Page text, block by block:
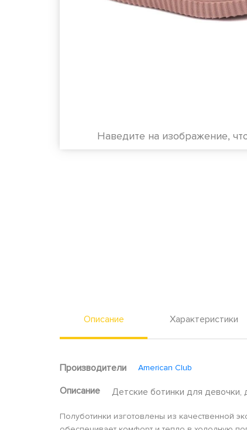
Наведите на изображение,
Описание Характеристики
Производители American Club
Описание Детские ботинки для девочки,
Полуботинки изготовлены из качественной